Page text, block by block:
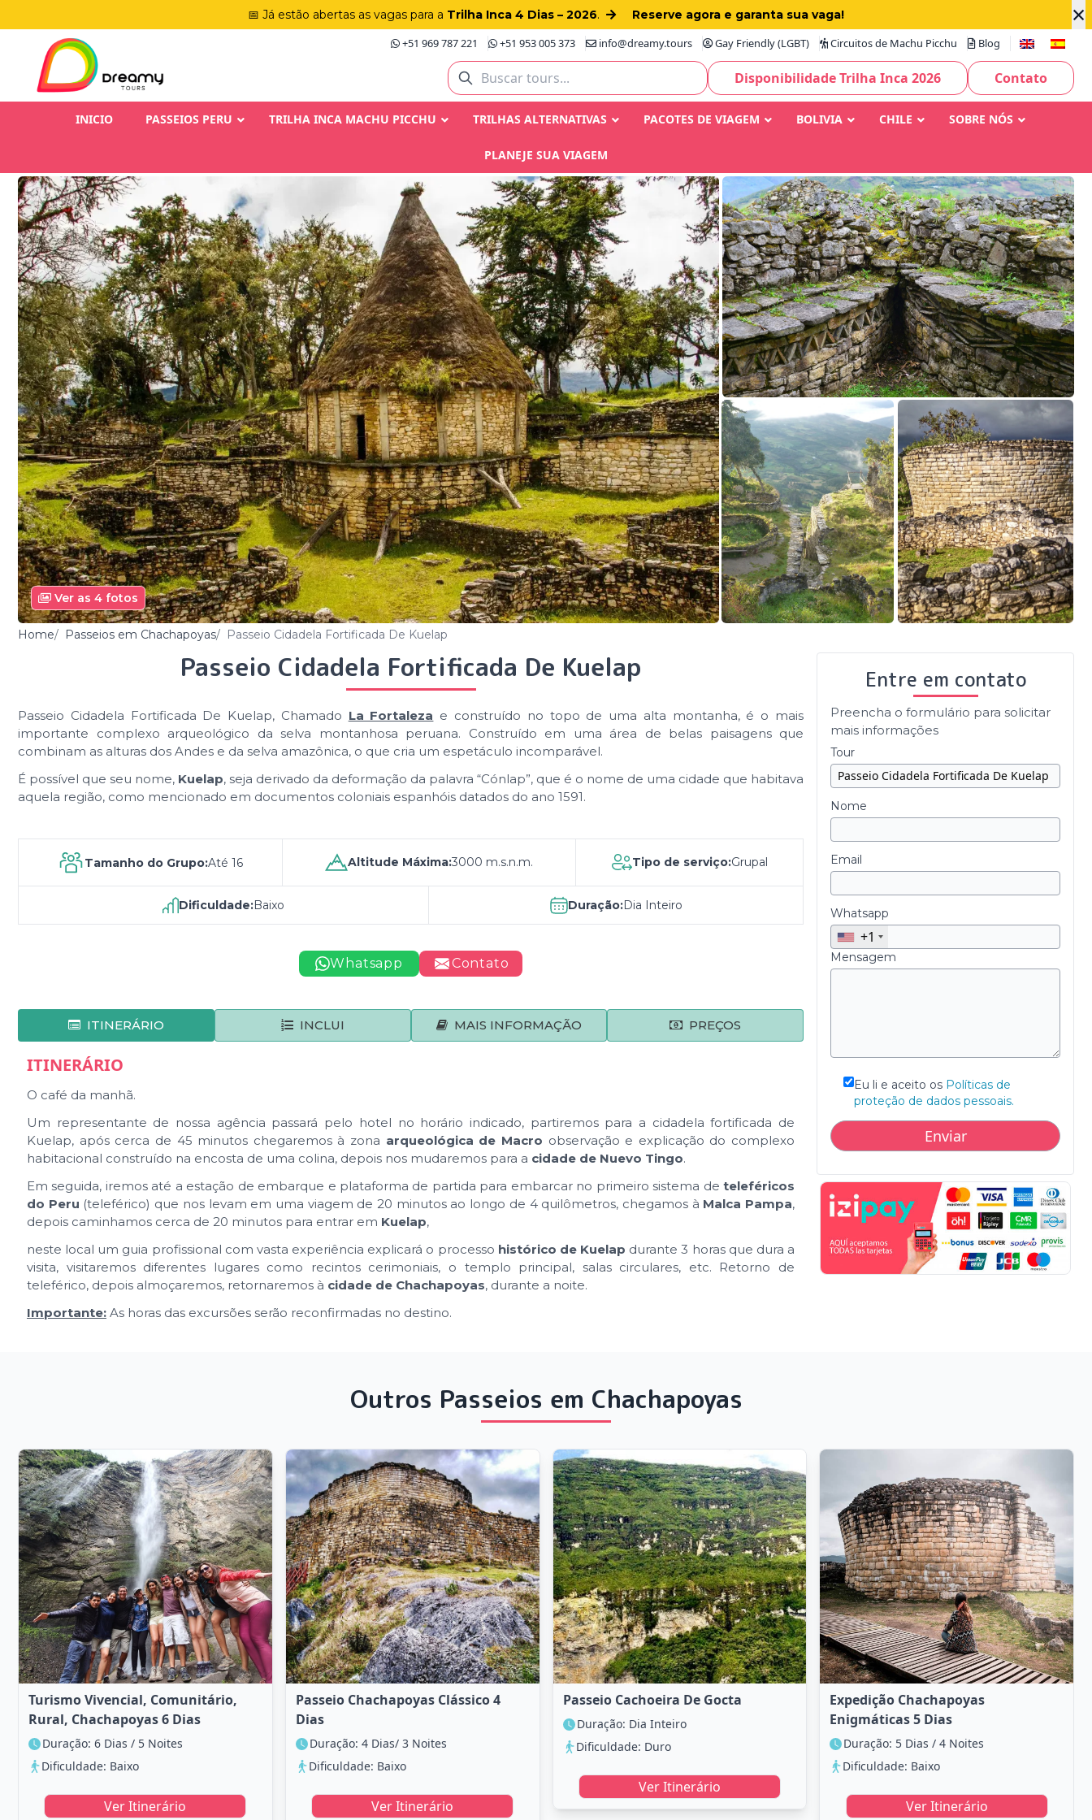
×
📅 Já estão abertas as vagas para a Trilha Inca 4 Dias – 2026.
Reserve agora e garanta sua vaga!
+51 969 787 221
+51 953 005 373 info@dreamy.tours Gay Friendly (LGBT) Circuitos de Machu Picchu Blog
Disponibilidade Trilha Inca 2026 Contato
INICIO PASSEIOS PERU TRILHA INCA MACHU PICCHU TRILHAS ALTERNATIVAS PACOTES DE VIAGEM BOLIVIA CHILE SOBRE NÓS
PLANEJE SUA VIAGEM
Ver as 4 fotos
Home Passeios em Chachapoyas Passeio Cidadela Fortificada De Kuelap
Passeio Cidadela Fortificada De Kuelap
Passeio Cidadela Fortificada De Kuelap, Chamado La Fortaleza e construído no topo de uma alta montanha, é o mais
importante complexo arqueológico da selva montanhosa peruana. Construído em uma área de belas paisagens que
combinam as alturas dos Andes e da selva amazônica, o que cria um espetáculo incomparável.
É possível que seu nome, Kuelap, seja derivado da deformação da palavra “Cónlap”, que é o nome de uma cidade que habitava
aquela região, como mencionado em documentos coloniais espanhóis datados do ano 1591.
Tamanho do Grupo:Até 16 Altitude Máxima:3000 m.s.n.m. Tipo de serviço:Grupal
Dificuldade:Baixo Duração:Dia Inteiro
Whatsapp Contato
ITINERÁRIO INCLUI MAIS INFORMAÇÃO PREÇOS
ITINERÁRIO
O café da manhã.
Um representante de nossa agência passará pelo hotel no horário indicado, partiremos para a cidadela fortificada de
Kuelap, após cerca de 45 minutos chegaremos à zona arqueológica de Macro observação e explicação do complexo
habitacional construído na encosta de uma colina, depois nos mudaremos para a cidade de Nuevo Tingo.
Em seguida, iremos até a estação de embarque e plataforma de partida para embarcar no primeiro sistema de teleféricos
do Peru (teleférico) que nos levam em uma viagem de 20 minutos ao longo de 4 quilômetros, chegamos à Malca Pampa,
depois caminhamos cerca de 20 minutos para entrar em Kuelap,
neste local um guia profissional com vasta experiência explicará o processo histórico de Kuelap durante 3 horas que dura a
visita, visitaremos diferentes lugares como recintos cerimoniais, o templo principal, salas circulares, etc. Retorno de
teleférico, depois almoçaremos, retornaremos à cidade de Chachapoyas, durante a noite.
Importante: As horas das excursões serão reconfirmadas no destino.
Entre em contato
Preencha o formulário para solicitar
mais informações
Tour
Nome
Email
Whatsapp
+1
Mensagem
Eu li e aceito os Políticas de
proteção de dados pessoais.
Outros Passeios em Chachapoyas
Turismo Vivencial, Comunitário,
Rural, Chachapoyas 6 Dias
Duração: 6 Dias / 5 Noites
Dificuldade: Baixo
Ver Itinerário
Passeio Chachapoyas Clássico 4
Dias
Duração: 4 Dias/ 3 Noites
Dificuldade: Baixo
Ver Itinerário
Passeio Cachoeira De Gocta
Duração: Dia Inteiro
Dificuldade: Duro
Ver Itinerário
Expedição Chachapoyas
Enigmáticas 5 Dias
Duração: 5 Dias / 4 Noites
Dificuldade: Baixo
Ver Itinerário